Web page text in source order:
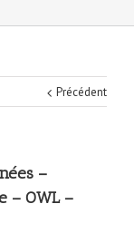
Précédent
–
– OWL –